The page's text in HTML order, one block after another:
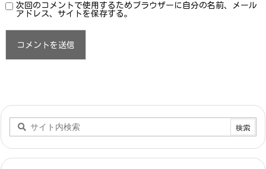
次回のコメントで使用するためブラウザーに自分の名前、メール
アドレス、サイトを保存する。